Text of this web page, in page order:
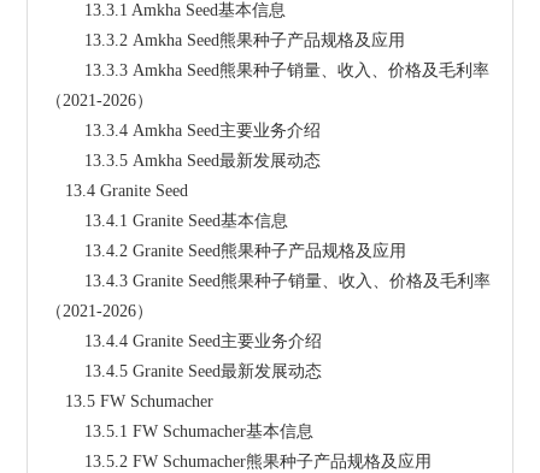
        13.3.1 Amkha Seed基本信息
        13.3.2 Amkha Seed熊果种子产品规格及应用
（2021-2026）
        13.3.4 Amkha Seed主要业务介绍
        13.3.5 Amkha Seed最新发展动态
    13.4 Granite Seed
        13.4.1 Granite Seed基本信息
        13.4.2 Granite Seed熊果种子产品规格及应用
（2021-2026）
        13.4.4 Granite Seed主要业务介绍
        13.4.5 Granite Seed最新发展动态
    13.5 FW Schumacher
        13.5.1 FW Schumacher基本信息
        13.5.2 FW Schumacher熊果种子产品规格及应用